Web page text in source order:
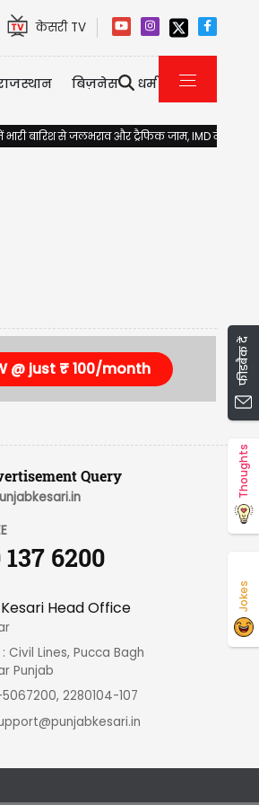
केसरी TV
बिज़नेस धर्म
बारिश से जलभराव और ट्रैफिक जाम, IMD ने जारी
@ just ₹ 100/month
Query
137 6200
Head Office
Civil Lines, Pucca Bagh
Punjab
5067200, 2280104-107
फीडबैक दें
Thoughts
Jokes